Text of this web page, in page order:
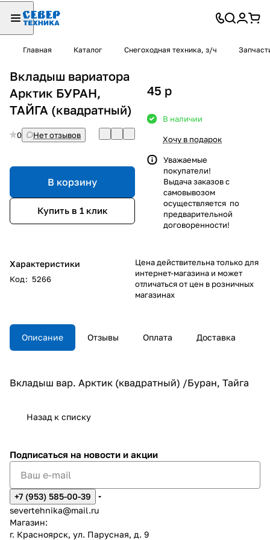
Главная Каталог Снегоходная техника, з/ч
Вкладыш вариатора
Арктик БУРАН,
ТАЙГА (квадратный)
0 Нет отзывов
В корзину
Купить в 1 клик
Характеристики
Код: 5266
45 p
В наличии
Хочу в подарок
Уважаемые
покупатели!
Выдача заказов с
самовывозом
осуществляется по
предварительной
договоренности!
Цена действительна только для
интернет-магазина и может
отличаться от цен в розничных
магазинах
Описание Отзывы Оплата Доставка
Вкладыш вар. Арктик (квадратный) /Буран, Тайга
Назад к списку
Подписаться на новости и акции
+7 (953) 585-00-39
severtehnika@mail.ru
Магазин:
г. Красноярск, ул. Парусная, д. 9